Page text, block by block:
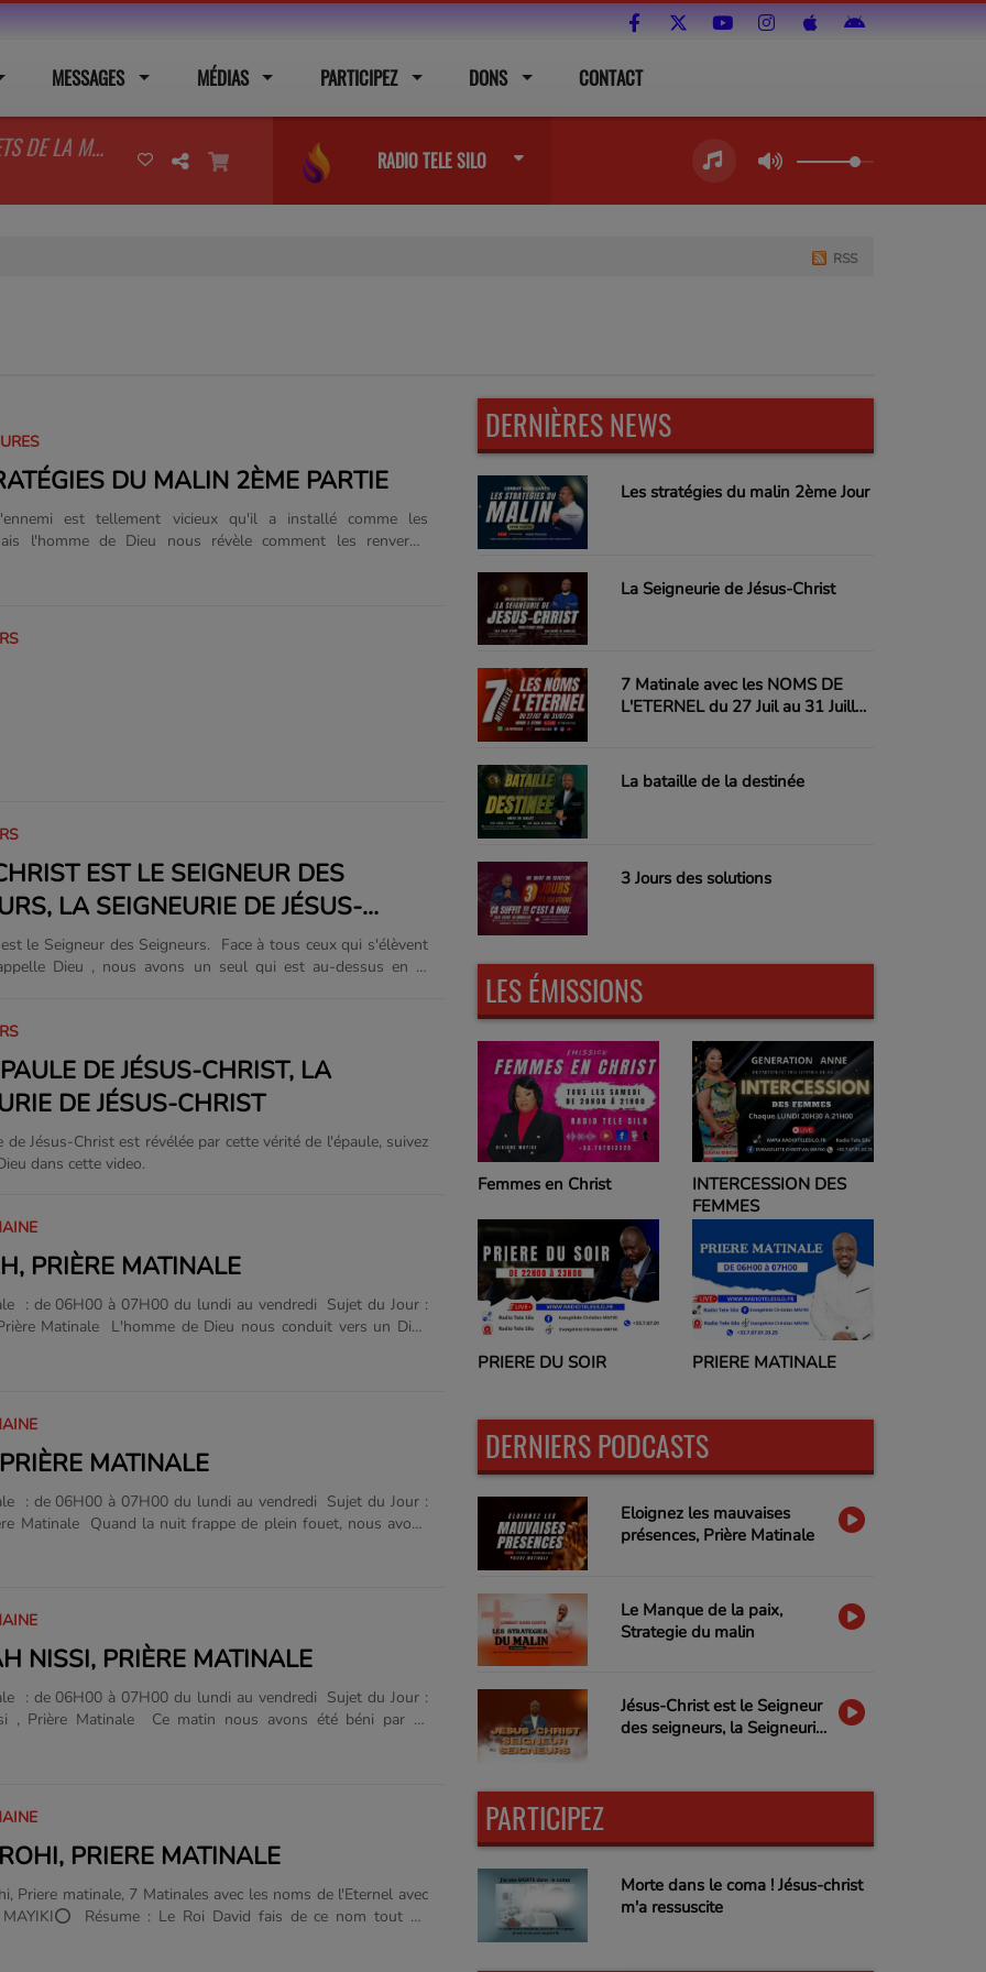
MESSAGES MÉDIAS PARTICIPEZ DONS CONTACT
L'ANNULATION DES DECRETS DE LA MORT Priere RADIO TELE SILO
RSS
DU MALIN 2ÈME PARTIE
est tellement vicieux qu'il a installé comme les
l'homme de Dieu nous révèle comment les renverse.
EST LE SEIGNEUR DES
LA SEIGNEURIE DE JÉSUS-
le Seigneur des Seigneurs. Face à tous ceux qui s'élèvent
Dieu , nous avons un seul qui est au-dessus en la
DE JÉSUS-CHRIST, LA
DE JÉSUS-CHRIST
de Jésus-Christ est révélée par cette vérité de l'épaule, suivez
dans cette video.
PRIÈRE MATINALE
: de 06H00 à 07H00 du lundi au vendredi Sujet du Jour :
de Dieu nous conduit vers un Dieu
us/app/radio-t%C3%A9l%C3%A9-
Contact +33.767013325 Amen ...
MATINALE
: de 06H00 à 07H00 du lundi au vendredi Sujet du Jour :
Matinale Quand la nuit frappe de plein fouet, nous avons
Contact +33.767013325 Amen ...
NISSI, PRIÈRE MATINALE
: de 06H00 à 07H00 du lundi au vendredi Sujet du Jour :
, Prière Matinale Ce matin nous avons été béni par ce
l'application Radio Tele Silo :
us/app/radio-t%C3%A9l%C3%A9-
Contact +33.767013325 Amen ...
PRIERE MATINALE
Priere matinale, 7 Matinales avec les noms de l'Eternel avec
MAYIKI⭕️ Résume : Le Roi David fais de ce nom tout un
DERNIÈRES NEWS
Les stratégies du malin 2ème Jour
La Seigneurie de Jésus-Christ
7 Matinale avec les NOMS DE
L'ETERNEL du 27 Juil au 31 Juillet
La bataille de la destinée
3 Jours des solutions
LES ÉMISSIONS
Femmes en Christ
PRIERE DU SOIR
INTERCESSION DES
FEMMES
PRIERE MATINALE
DERNIERS PODCASTS
Eloignez les mauvaises
présences, Prière Matinale
Le Manque de la paix,
Strategie du malin
Jésus-Christ est le Seigneur
des seigneurs, la Seigneurie
PARTICIPEZ
Morte dans le coma ! Jésus-christ
m'a ressuscite